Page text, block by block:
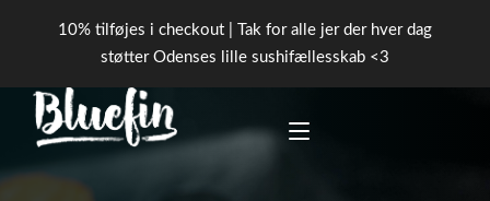
10% tilføjes i checkout | Tak for alle jer der hver dag
støtter Odenses lille sushifællesskab <3